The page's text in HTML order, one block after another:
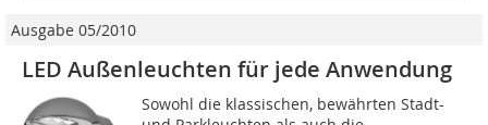
Ausgabe 05/2010
LED Außenleuchten für jede Anwendung
Sowohl die klassischen, bewährten Stadt-